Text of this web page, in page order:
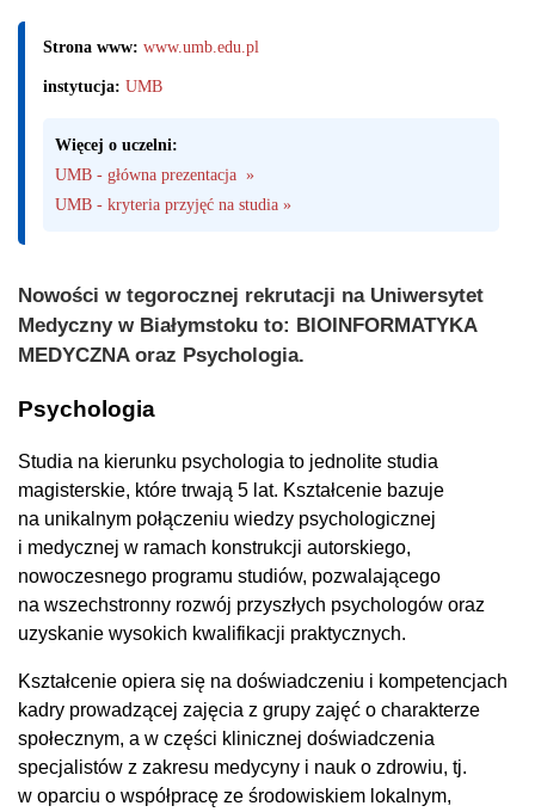
Strona www: www.umb.edu.pl
instytucja: UMB
Więcej o uczelni:
UMB - główna prezentacja  »
UMB - kryteria przyjęć na studia »
Nowości w tegorocznej rekrutacji na Uniwersytet
Medyczny w Białymstoku to: BIOINFORMATYKA
MEDYCZNA oraz Psychologia.
Psychologia
Studia na kierunku psychologia to jednolite studia
magisterskie, które trwają 5 lat. Kształcenie bazuje
na unikalnym połączeniu wiedzy psychologicznej
i medycznej w ramach konstrukcji autorskiego,
nowoczesnego programu studiów, pozwalającego
na wszechstronny rozwój przyszłych psychologów oraz
uzyskanie wysokich kwalifikacji praktycznych.
Kształcenie opiera się na doświadczeniu i kompetencjach
kadry prowadzącej zajęcia z grupy zajęć o charakterze
społecznym, a w części klinicznej doświadczenia
specjalistów z zakresu medycyny i nauk o zdrowiu, tj.
w oparciu o współpracę ze środowiskiem lokalnym,